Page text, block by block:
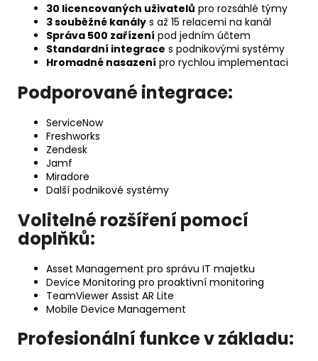
30 licencovaných uživatelů pro rozsáhlé týmy
3 souběžné kanály s až 15 relacemi na kanál
Správa 500 zařízení pod jedním účtem
Standardní integrace s podnikovými systémy
Hromadné nasazení pro rychlou implementaci
Podporované integrace:
ServiceNow
Freshworks
Zendesk
Jamf
Miradore
Další podnikové systémy
Volitelné rozšíření pomocí
doplňků:
Asset Management pro správu IT majetku
Device Monitoring pro proaktivní monitoring
TeamViewer Assist AR Lite
Mobile Device Management
Profesionální funkce v základu: